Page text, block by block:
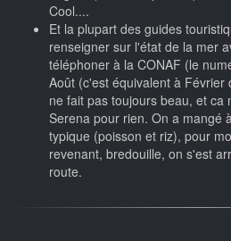
Cool....
Et la plupart des guides
renseigner sur l'état de la mer
téléphoner à la CONAF (le
Août (c'est équivalent à
ne fait pas toujours beau, et ca
Serena pour rien. On a mangé
typique (poisson et riz), pour
revenant, bredouille, on s'est
route.